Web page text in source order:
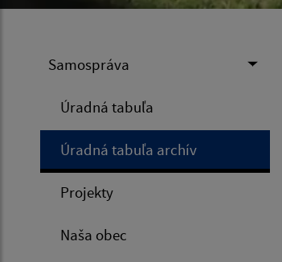
Samospráva
Úradná tabuľa
Úradná tabuľa archív
Projekty
Naša obec